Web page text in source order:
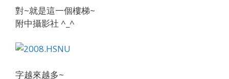
對~就是這一個樓梯~
附中攝影社 ^_^
字越來越多~